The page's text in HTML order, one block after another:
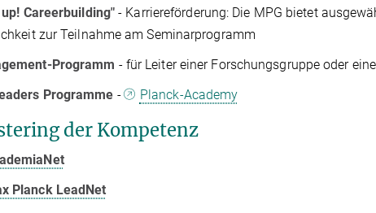
up! Careerbuilding"- Karriereförderung: Die MPG bietet
zur Teilnahme am Seminarprogramm
Programm - für Leiter einer Forschungsgruppe oder
Programme - Planck-Academy
der Kompetenz
Planck LeadNet